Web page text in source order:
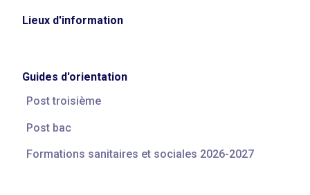
Lieux d'information
Guides d'orientation
Post troisième
Post bac
Formations sanitaires et sociales 2026-2027